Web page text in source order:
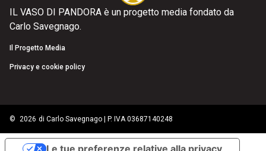
IL VASO DI PANDORA è un progetto media fondato da
Carlo Savegnago.
Il Progetto Media
Privacy e cookie policy
© 2026 di Carlo Savegnago | P. IVA 03687140248
Le tue preferenze relative alla privacy